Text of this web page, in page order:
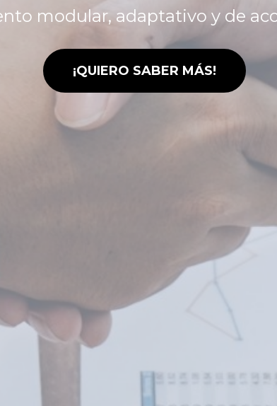
modular, adaptativo y de
¡QUIERO SABER MÁS!